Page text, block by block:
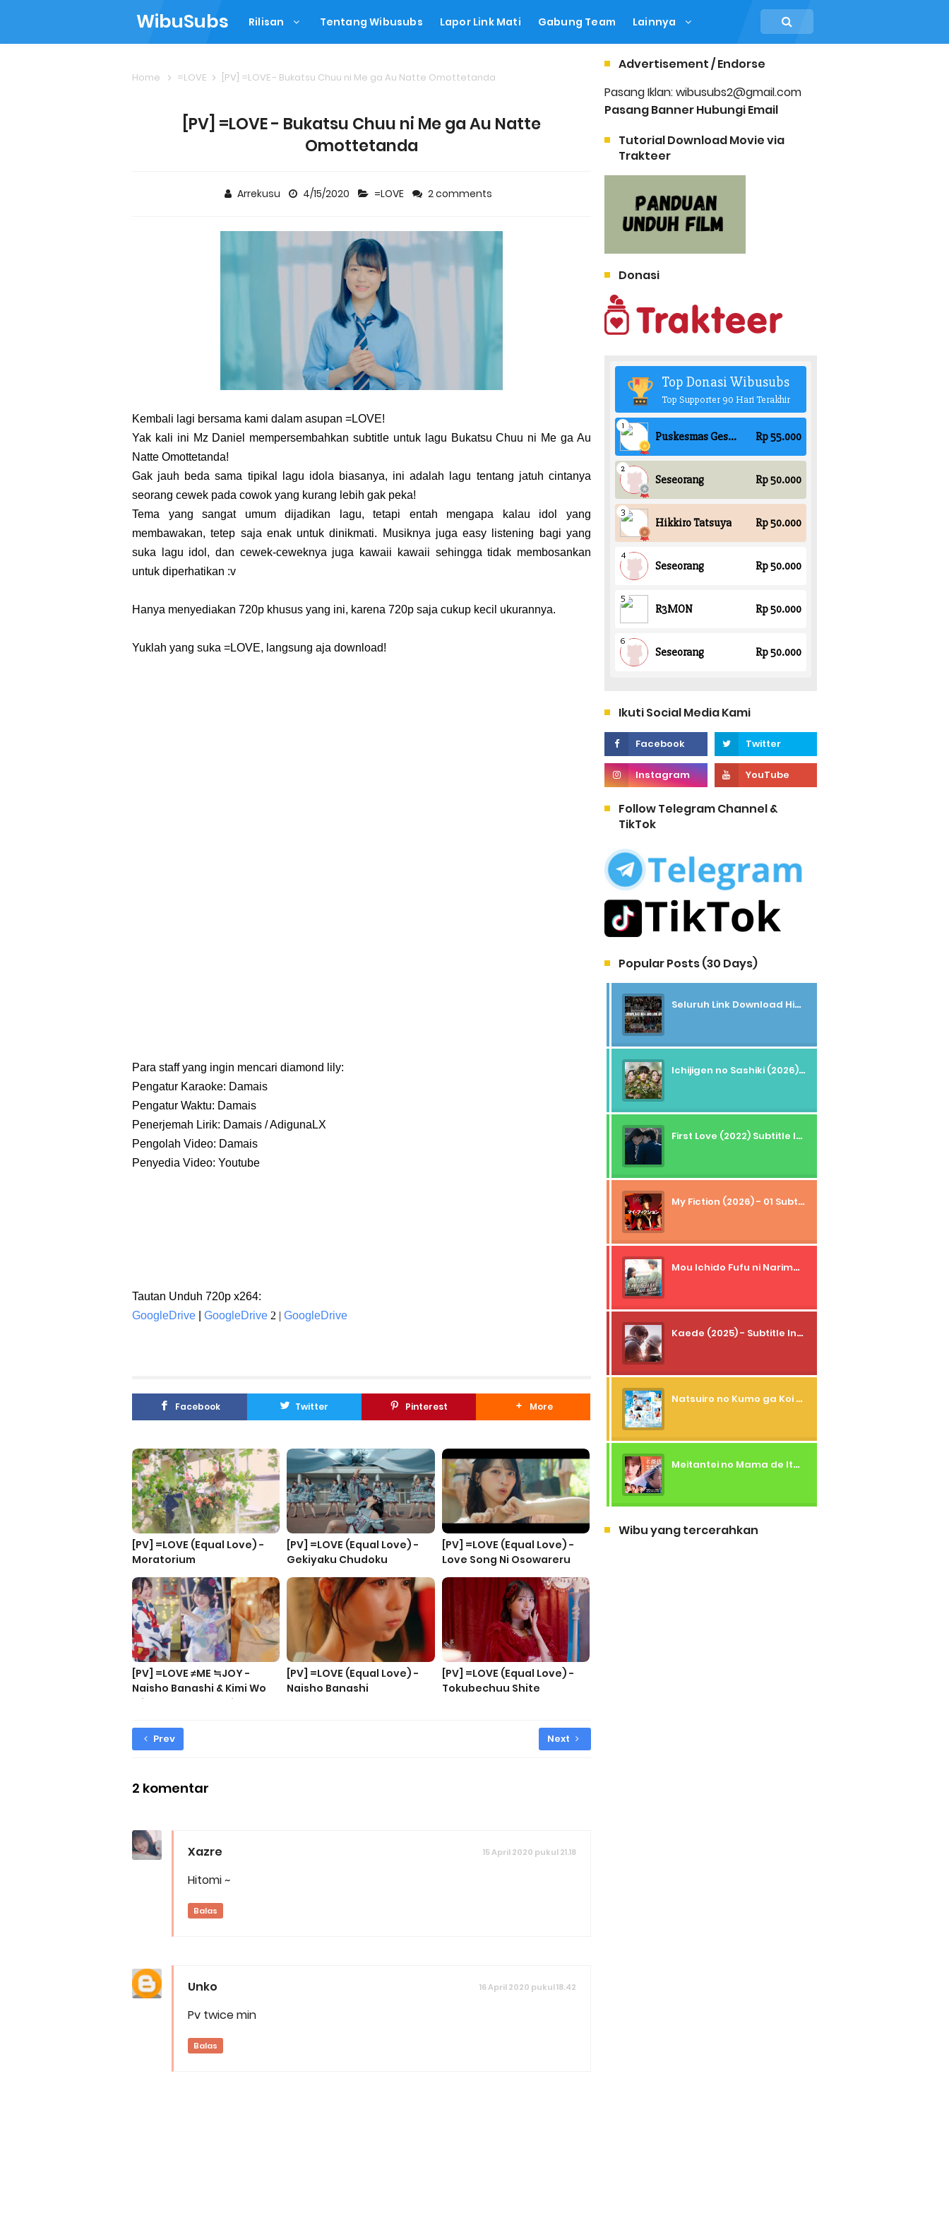
WibuSubs Rilisan Tentang Wibusubs Lapor Link Mati Gabung Team Lainnya
Home =LOVE [PV] =LOVE - Bukatsu Chuu ni Me ga Au Natte Omottetanda
[PV] =LOVE - Bukatsu Chuu ni Me ga Au Natte
Omottetanda
Arrekusu 4/15/2020 =LOVE 2 comments
Kembali lagi bersama kami dalam asupan =LOVE!
Yak kali ini Mz Daniel mempersembahkan subtitle untuk lagu Bukatsu Chuu ni Me ga Au
Natte Omottetanda!
Gak jauh beda sama tipikal lagu idola biasanya, ini adalah lagu tentang jatuh cintanya
seorang cewek pada cowok yang kurang lebih gak peka!
Tema yang sangat umum dijadikan lagu, tetapi entah mengapa kalau idol yang
membawakan, tetep saja enak untuk dinikmati. Musiknya juga easy listening bagi yang
suka lagu idol, dan cewek-ceweknya juga kawaii kawaii sehingga tidak membosankan
untuk diperhatikan :v
Hanya menyediakan 720p khusus yang ini, karena 720p saja cukup kecil ukurannya.
Yuklah yang suka =LOVE, langsung aja download!
Para staff yang ingin mencari diamond lily:
Pengatur Karaoke: Damais
Pengatur Waktu: Damais
Penerjemah Lirik: Damais / AdigunaLX
Pengolah Video: Damais
Penyedia Video: Youtube
Tautan Unduh 720p x264:
GoogleDrive
GoogleDrive 2 | GoogleDrive
Facebook Twitter Pinterest More
[PV] =LOVE (Equal Love) -
Moratorium
[PV] =LOVE (Equal Love) -
Gekiyaku Chudoku
[PV] =LOVE (Equal Love) -
Love Song Ni Osowareru
[PV] =LOVE ≠ME ≒JOY -
Naisho Banashi & Kimi Wo
Mikaketa & Ima, Koi Wo
[PV] =LOVE (Equal Love) -
Naisho Banashi
[PV] =LOVE (Equal Love) -
Tokubechuu Shite
Prev Next
2 komentar
Xazre 15 April 2020 pukul 21.18
Hitomi ~
Balas
Unko 16 April 2020 pukul 18.42
Pv twice min
Balas
Advertisement / Endorse
Pasang Iklan: wibusubs2@gmail.com
Pasang Banner Hubungi Email
Tutorial Download Movie via
Trakteer
Donasi
Ikuti Social Media Kami
Follow Telegram Channel &
TikTok
Popular Posts (30 Days)
Seluruh Link Download High And Low Subtitle Indonesia
Ichijigen no Sashiki (2026) - 01 Subtitle Indonesia
First Love (2022) Subtitle Indonesia + Tanpa Iklan + Streaming + 1080p
My Fiction (2026) - 01 Subtitle Indonesia
Mou Ichido Fufu ni Narimasu ka? (2026) - 01 Subtitle Indonesia
Kaede (2025) - Subtitle Indonesia
Natsuiro no Kumo ga Koi to Arashi wo Makiokosu (2026) - 01 Subtitle Indonesia
Meitantei no Mama de Ite (2026) - 01 Subtitle Indonesia
Wibu yang tercerahkan